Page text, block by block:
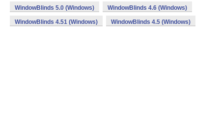
WindowBlinds 5.0 (Windows) WindowBlinds 4.6 (Windows)
WindowBlinds 4.51 (Windows) WindowBlinds 4.5 (Windows)